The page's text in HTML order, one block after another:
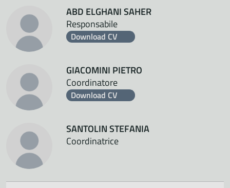
ABD ELGHANI SAHER
Responsabile
Download CV
GIACOMINI PIETRO
Coordinatore
Download CV
SANTOLIN STEFANIA
Coordinatrice